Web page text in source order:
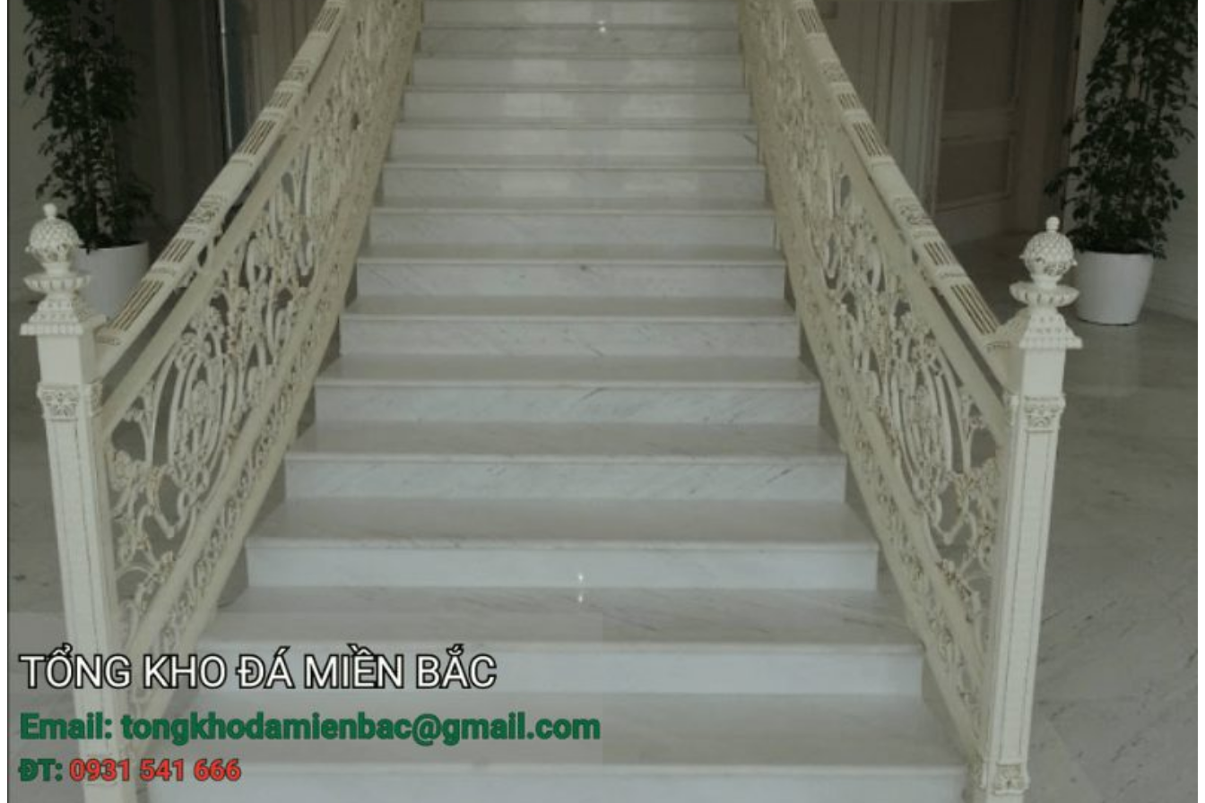
Đá Bàn Bếp Cao Cấp
Đá Ốp Bếp Tự Nhiên
Các Loại Đá Khác
Kính Màu Ốp Bếp
Mặt Hàng nhập khẩu Container
Vách Tivi ỐP Đá Cao Cấp
Đá Mosaic
Đá Limestone
Đá Onyx
Hoa Văn Đá
Đá Ốp Mặt Tiền
Đá Quartz Alpilus
Đá Alpilus Brazil
Đá tự nhiên
Đá Thạch Anh
Đá Nhân Tạo
Đá Lát Nền
Đá Cầu Thang
Đá Cầu Thang
Đá Bàn Bếp
Đá Lát Nền
Đá Bàn Bếp Cao Cấp
Đá Ốp Bếp
Đá Ốp Mặt Tiền
Đá Ốp Cột
Đá Ốp Mộ
Đá Ốp Thang Máy